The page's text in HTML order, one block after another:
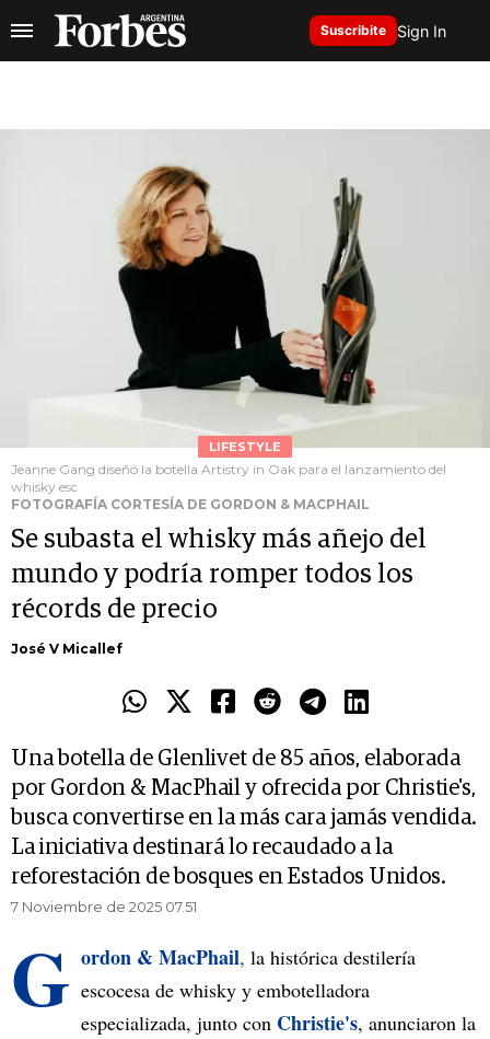
Suscribite Sign In
LIFESTYLE
Jeanne Gang diseñó la botella Artistry in Oak para el lanzamiento del
whisky esc
FOTOGRAFÍA CORTESÍA DE GORDON & MACPHAIL
Se subasta el whisky más añejo del
mundo y podría romper todos los
récords de precio
José V Micallef
Una botella de Glenlivet de 85 años, elaborada
por Gordon & MacPhail y ofrecida por Christie's,
busca convertirse en la más cara jamás vendida.
La iniciativa destinará lo recaudado a la
reforestación de bosques en Estados Unidos.
7 Noviembre de 2025 07.51
G ordon & MacPhail, la histórica destilería
escocesa de whisky y embotelladora
especializada, junto con Christie's, anunciaron la